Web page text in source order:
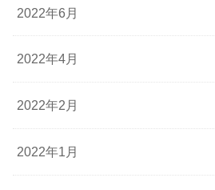
2022年6月
2022年4月
2022年2月
2022年1月